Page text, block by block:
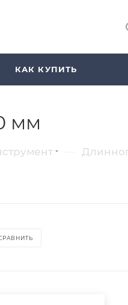
КАК КУПИТЬ
мм